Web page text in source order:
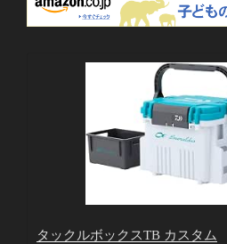
タックルボックスTB カスタム